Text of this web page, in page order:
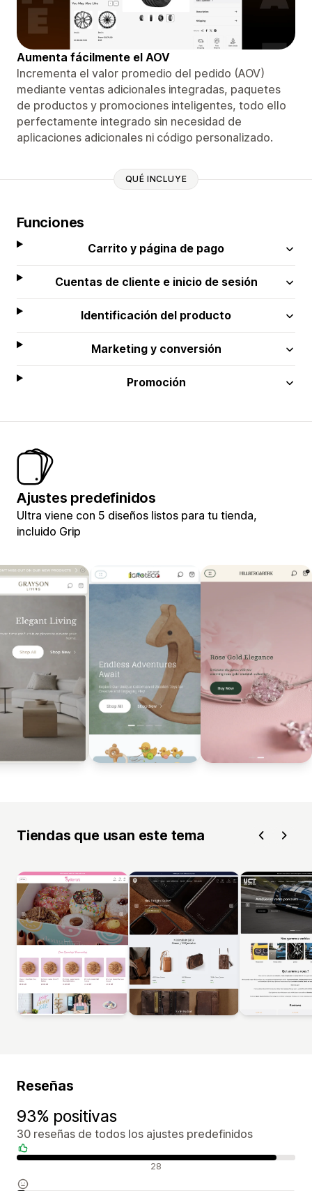
Aumenta fácilmente el AOV
Incrementa el valor promedio del pedido (AOV)
mediante ventas adicionales integradas, paquetes
de productos y promociones inteligentes, todo ello
perfectamente integrado sin necesidad de
aplicaciones adicionales ni código personalizado.
QUÉ INCLUYE
Funciones
Carrito y página de pago
Cuentas de cliente e inicio de sesión
Identificación del producto
Marketing y conversión
Promoción
Ajustes predefinidos
Ultra viene con 5 diseños listos para tu tienda,
incluido Grip
Tiendas que usan este tema
Reseñas
93% positivas
30 reseñas de todos los ajustes predefinidos
Reseñas positivas 28